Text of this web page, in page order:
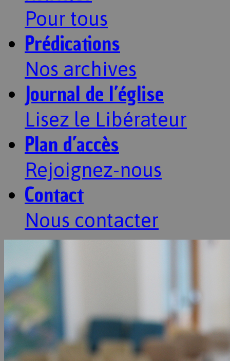
Pour tous
Prédications
Nos archives
Journal de l’église
Lisez le Libérateur
Plan d’accès
Rejoignez-nous
Contact
Nous contacter